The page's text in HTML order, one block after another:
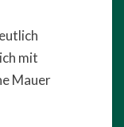
mit
Mauer